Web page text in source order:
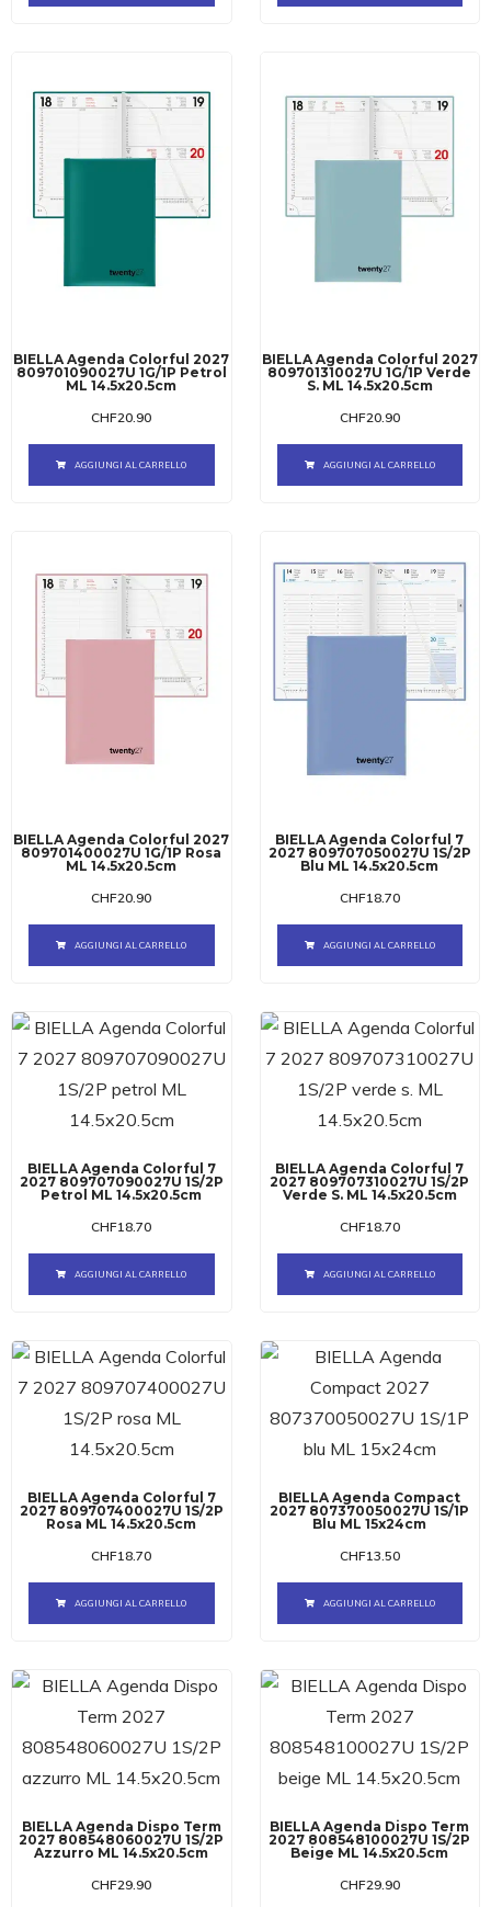
BIELLA Agenda Colorful 2027
809701090027U 1G/1P Petrol
ML 14.5x20.5cm
CHF20.90
AGGIUNGI AL CARRELLO
BIELLA Agenda Colorful 2027
809701310027U 1G/1P Verde
S. ML 14.5x20.5cm
CHF20.90
AGGIUNGI AL CARRELLO
BIELLA Agenda Colorful 2027
809701400027U 1G/1P Rosa
ML 14.5x20.5cm
CHF20.90
AGGIUNGI AL CARRELLO
BIELLA Agenda Colorful 7
2027 809707050027U 1S/2P
Blu ML 14.5x20.5cm
CHF18.70
AGGIUNGI AL CARRELLO
BIELLA Agenda Colorful 7
2027 809707090027U 1S/2P
Petrol ML 14.5x20.5cm
CHF18.70
AGGIUNGI AL CARRELLO
BIELLA Agenda Colorful 7
2027 809707310027U 1S/2P
Verde S. ML 14.5x20.5cm
CHF18.70
AGGIUNGI AL CARRELLO
BIELLA Agenda Colorful 7
2027 809707400027U 1S/2P
Rosa ML 14.5x20.5cm
CHF18.70
AGGIUNGI AL CARRELLO
BIELLA Agenda Compact
2027 807370050027U 1S/1P
Blu ML 15x24cm
CHF13.50
AGGIUNGI AL CARRELLO
BIELLA Agenda Dispo Term
2027 808548060027U 1S/2P
Azzurro ML 14.5x20.5cm
CHF29.90
BIELLA Agenda Dispo Term
2027 808548100027U 1S/2P
Beige ML 14.5x20.5cm
CHF29.90